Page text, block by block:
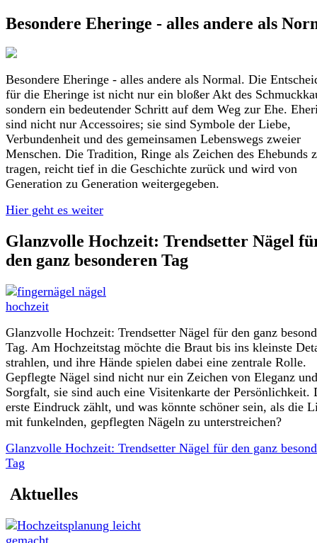
Besondere Eheringe - alles andere als
Besondere Eheringe - alles andere als Normal. Die
für die Eheringe ist nicht nur ein bloßer Akt des
sondern ein bedeutender Schritt auf dem Weg zur Ehe.
sind nicht nur Accessoires; sie sind Symbole der Liebe,
Verbundenheit und des gemeinsamen Lebenswegs zweier
Menschen. Die Tradition, Ringe als Zeichen des Ehebunds
tragen, reicht tief in die Geschichte zurück und wird von
Generation zu Generation weitergegeben.
Hier geht es weiter
Glanzvolle Hochzeit: Trendsetter Nägel
den ganz besonderen Tag
Glanzvolle Hochzeit: Trendsetter Nägel für den ganz
Tag. Am Hochzeitstag möchte die Braut bis ins kleinste
strahlen, und ihre Hände spielen dabei eine zentrale Rolle.
Gepflegte Nägel sind nicht nur ein Zeichen von Eleganz und
Sorgfalt, sie sind auch eine Visitenkarte der Persönlichkeit.
erste Eindruck zählt, und was könnte schöner sein, als die
mit funkelnden, gepflegten Nägeln zu unterstreichen?
Glanzvolle Hochzeit: Trendsetter Nägel für den ganz
Tag
Aktuelles